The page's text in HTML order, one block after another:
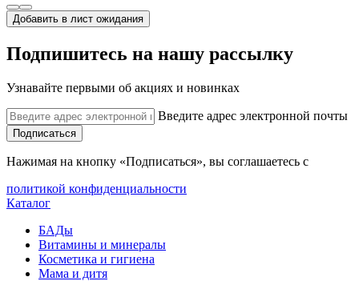
Добавить в лист ожидания
Подпишитесь на нашу рассылку
Узнавайте первыми об акциях и новинках
Введите адрес электронной почты
Подписаться
Нажимая на кнопку «Подписаться», вы соглашаетесь с
политикой конфиденциальности
Каталог
БАДы
Витамины и минералы
Косметика и гигиена
Мама и дитя